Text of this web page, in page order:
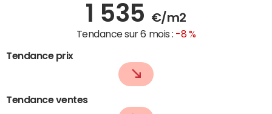
1 535 €/m2
Tendance sur 6 mois : -8 %
Tendance prix
Tendance ventes